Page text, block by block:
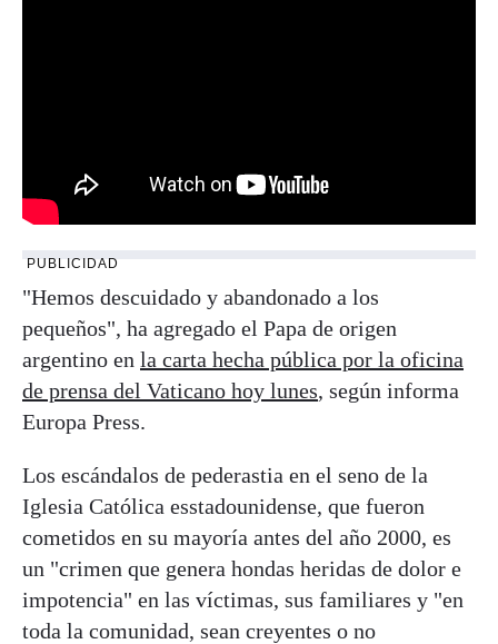
PUBLICIDAD
"Hemos descuidado y abandonado a los
pequeños", ha agregado el Papa de origen
argentino en la carta hecha pública por la oficina
de prensa del Vaticano hoy lunes, según informa
Europa Press.
Los escándalos de pederastia en el seno de la
Iglesia Católica esstadounidense, que fueron
cometidos en su mayoría antes del año 2000, es
un "crimen que genera hondas heridas de dolor e
impotencia" en las víctimas, sus familiares y "en
toda la comunidad, sean creyentes o no